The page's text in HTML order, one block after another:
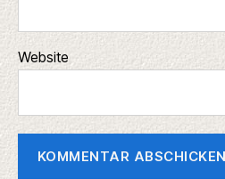
Website